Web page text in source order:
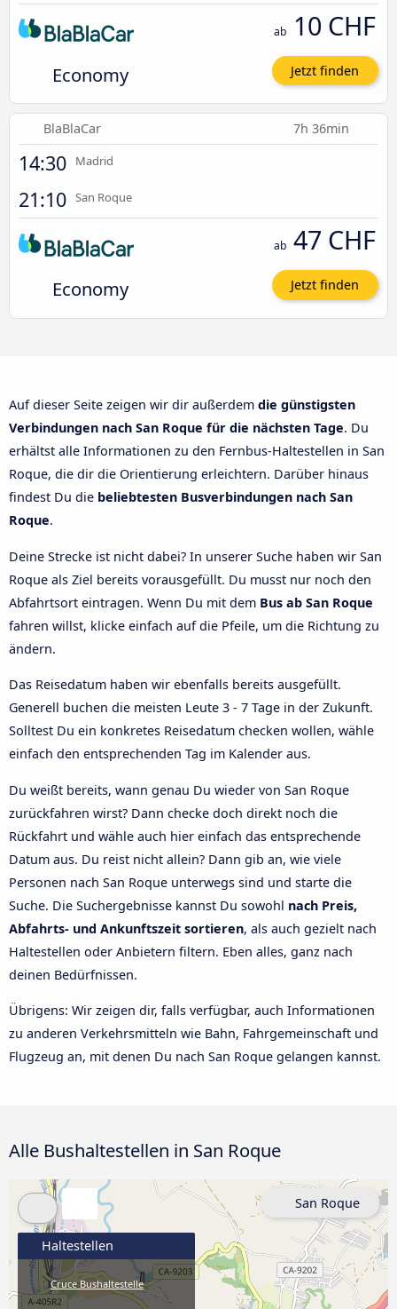
Economy
ab 10 CHF
Jetzt finden
BlaBlaCar 7h 36min
14:30 Madrid
21:10 San Roque
Economy
ab 47 CHF
Jetzt finden
Auf dieser Seite zeigen wir dir außerdem die günstigsten
Verbindungen nach San Roque für die nächsten Tage. Du
erhältst alle Informationen zu den Fernbus-Haltestellen in San
Roque, die dir die Orientierung erleichtern. Darüber hinaus
findest Du die beliebtesten Busverbindungen nach San
Roque.
Deine Strecke ist nicht dabei? In unserer Suche haben wir San
Roque als Ziel bereits vorausgefüllt. Du musst nur noch den
Abfahrtsort eintragen. Wenn Du mit dem Bus ab San Roque
fahren willst, klicke einfach auf die Pfeile, um die Richtung zu
ändern.
Das Reisedatum haben wir ebenfalls bereits ausgefüllt.
Generell buchen die meisten Leute 3 - 7 Tage in der Zukunft.
Solltest Du ein konkretes Reisedatum checken wollen, wähle
einfach den entsprechenden Tag im Kalender aus.
Du weißt bereits, wann genau Du wieder von San Roque
zurückfahren wirst? Dann checke doch direkt noch die
Rückfahrt und wähle auch hier einfach das entsprechende
Datum aus. Du reist nicht allein? Dann gib an, wie viele
Personen nach San Roque unterwegs sind und starte die
Suche. Die Suchergebnisse kannst Du sowohl nach Preis,
Abfahrts- und Ankunftszeit sortieren, als auch gezielt nach
Haltestellen oder Anbietern filtern. Eben alles, ganz nach
deinen Bedürfnissen.
Übrigens: Wir zeigen dir, falls verfügbar, auch Informationen
zu anderen Verkehrsmitteln wie Bahn, Fahrgemeinschaft und
Flugzeug an, mit denen Du nach San Roque gelangen kannst.
Alle Bushaltestellen in San Roque
Haltestellen
Cruce Bushaltestelle
San Roque